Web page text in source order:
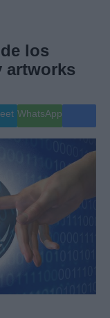
los
artworks
WhatsApp